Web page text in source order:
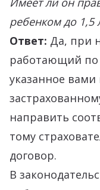
ребенком до 1,5
Ответ: Да, при
работающий
указанное вами
направить
тому
договор.
В